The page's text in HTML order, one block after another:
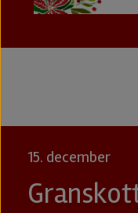
15. december